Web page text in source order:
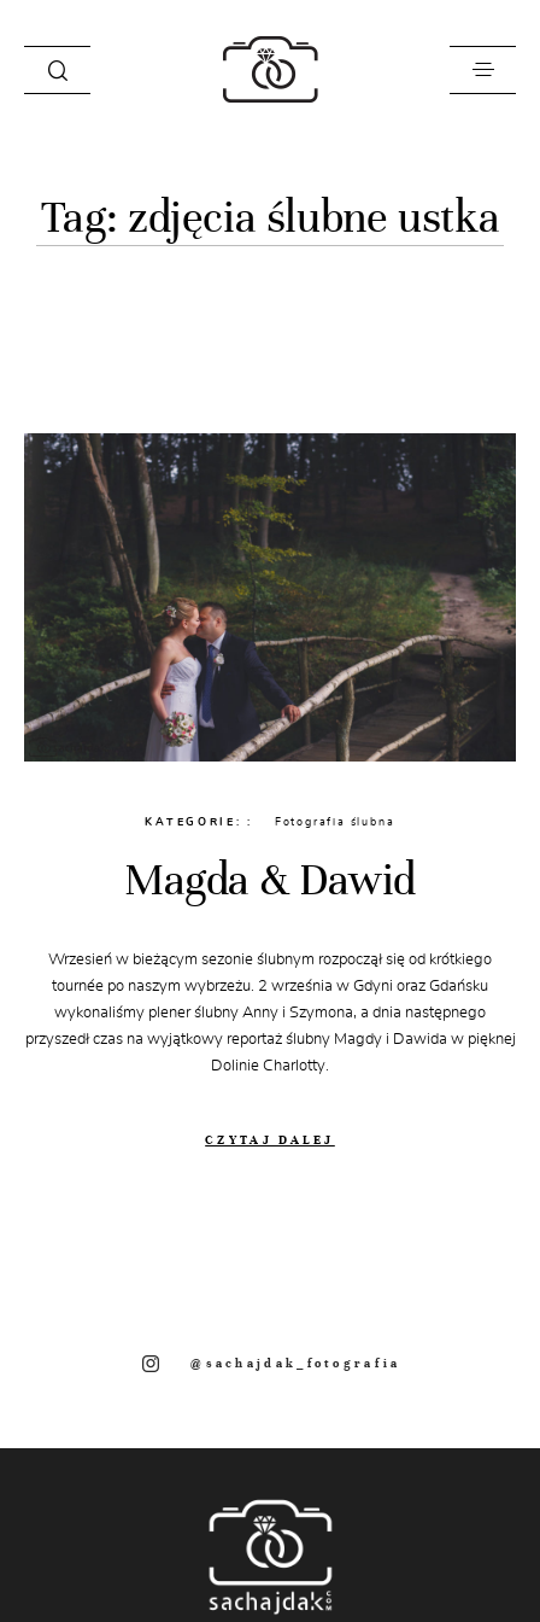
Opinie
Kontakt
Tag: zdjęcia ślubne ustka
KATEGORIE: Fotografia ślubna
Magda & Dawid
Wrzesień w bieżącym sezonie ślubnym rozpoczął się od krótkiego
tournée po naszym wybrzeżu. 2 września w Gdyni oraz Gdańsku
wykonaliśmy plener ślubny Anny i Szymona, a dnia następnego
przyszedł czas na wyjątkowy reportaż ślubny Magdy i Dawida w pięknej
Dolinie Charlotty.
CZYTAJ DALEJ
@sachajdak_fotografia